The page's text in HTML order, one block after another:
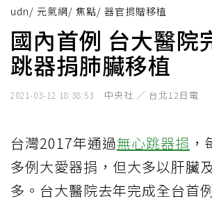
udn/ 元氣網/ 焦點/ 器官捐贈移植
國內首例 台大醫院
跳器捐肺臟移植
2021-03-12 18:38:53 中央社 ／ 台北12日電
台灣2017年通過無心跳器捐
多例大愛器捐，但大多以肝臟
多。台大醫院去年完成全台首